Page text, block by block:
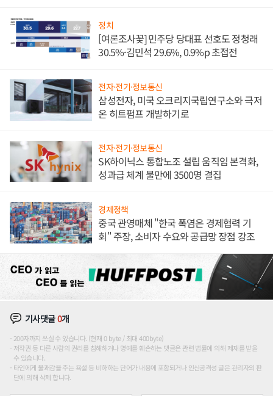
정치
[여론조사꽃] 민주당 당대표 선호도 정청래
30.5%·김민석 29.6%, 0.9%p 초접전
전자·전기·정보통신
삼성전자, 미국 오크리지국립연구소와 극저
온 히트펌프 개발하기로
전자·전기·정보통신
SK하이닉스 통합노조 설립 움직임 본격화,
성과급 체계 불만에 3500명 결집
경제정책
중국 관영매체 "한국 폭염은 경제협력 기
회" 주장, 소비자 수요와 공급망 장점 강조
기사댓글0개
200자까지 쓰실 수 있습니다. (현재 0 byte / 최대 400byte)
저작권 등 다른 사람의 권리를 침해하거나 명예를 훼손하는 댓글은 관련 법률에 의해 제재를 받을
수 있습니다.
타인에게 불쾌감을 주는 욕설 등 비하하는 단어가 내용에 포함되거나 인신공격성 글은 관리자의 판
단에 의해 삭제 합니다.